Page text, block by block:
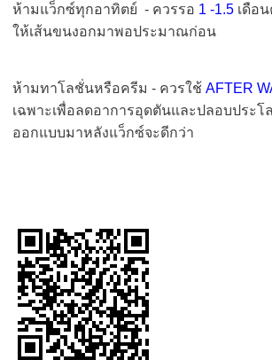
ห้ามแว็กซ์ทุกอาทิตย์ - ควรรอ 1 -1.5 เดือ
ให้เส้นขนงอกมาพอประมาณก่อน
ห้ามทาโลชั่นหรือครีม - ควรใช้AFTER
เฉพาะเพื่อลดอาการอุดตันและปลอบประโ
ออกแบบมาหลังแว็กซ์จะดีกว่า